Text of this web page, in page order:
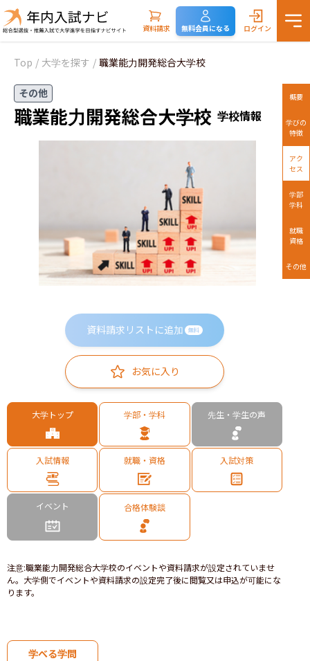
資料請求 無料会員になる ログイン
Top / 大学を探す / 職業能力開発総合大学校
その他
職業能力開発総合大学校 学校情報
資料請求リストに追加 無料
お気に入り
大学トップ 学部・学科 先生・学生の声
入試情報 就職・資格 入試対策
イベント 合格体験談
注意:職業能力開発総合大学校のイベントや資料請求が設定されていませ
ん。大学側でイベントや資料請求の設定完了後に閲覧又は申込が可能にな
ります。
学べる学問
概要
学びの
特徴
アク
セス
学部
学科
就職
資格
その他